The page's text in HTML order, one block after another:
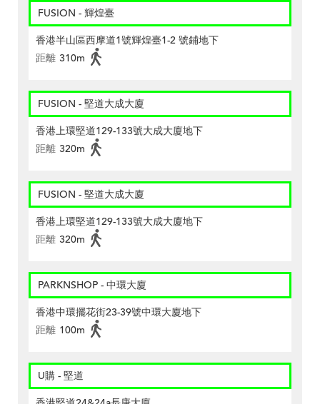
FUSION - 輝煌臺
香港半山區西摩道1號輝煌臺1-2 號鋪地下
距離 310m
FUSION - 堅道大成大廈
香港上環堅道129-133號大成大廈地下
距離 320m
FUSION - 堅道大成大廈
香港上環堅道129-133號大成大廈地下
距離 320m
PARKNSHOP - 中環大廈
香港中環擺花街23-39號中環大廈地下
距離 100m
U購 - 堅道